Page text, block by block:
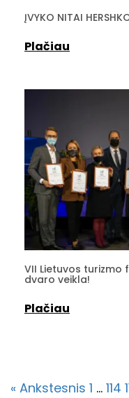
ĮVYKO NITAI
Plačiau
VII Lietuvos turizmo
dvaro veikla!
Plačiau
« Ankstesnis 1 … 114